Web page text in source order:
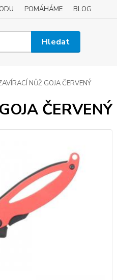
POMÁHÁME BLOG
Hledat
NŮŽ GOJA ČERVENÝ
ČERVENÝ